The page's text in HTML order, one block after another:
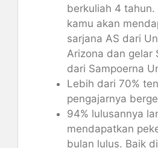
berkuliah 4
kamu akan
sarjana AS dari
Arizona dan gelar
dari Sampoerna
Lebih dari 70%
pengajarnya
94% lulusannya
mendapatkan
bulan lulus. Baik